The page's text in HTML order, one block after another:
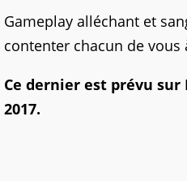
Gameplay alléchant et
contenter chacun de vous
Ce dernier est prévu sur
2017.